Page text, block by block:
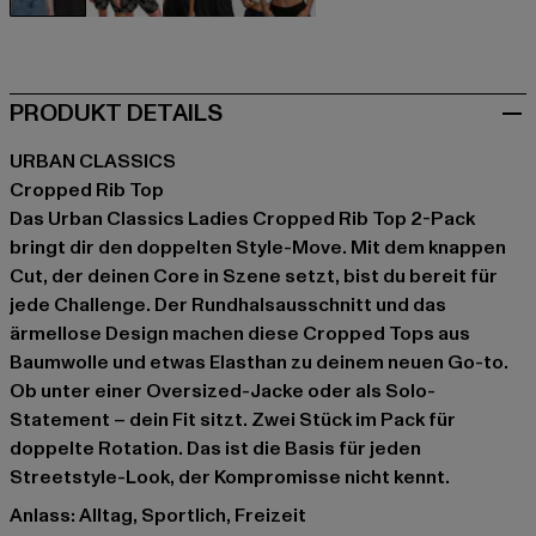
PRODUKT DETAILS
URBAN CLASSICS
Cropped Rib Top
Das Urban Classics Ladies Cropped Rib Top 2-Pack
bringt dir den doppelten Style-Move. Mit dem knappen
Cut, der deinen Core in Szene setzt, bist du bereit für
jede Challenge. Der Rundhalsausschnitt und das
ärmellose Design machen diese Cropped Tops aus
Baumwolle und etwas Elasthan zu deinem neuen Go-to.
Ob unter einer Oversized-Jacke oder als Solo-
Statement – dein Fit sitzt. Zwei Stück im Pack für
doppelte Rotation. Das ist die Basis für jeden
Streetstyle-Look, der Kompromisse nicht kennt.
Anlass: Alltag, Sportlich, Freizeit